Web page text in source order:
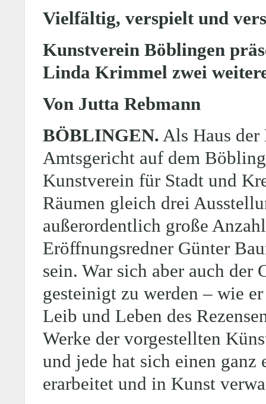
Vielfältig, verspielt und
Kunstverein Böblingen
Linda Krimmel zwei
Von Jutta Rebmann
BÖBLINGEN. Als Haus der
Amtsgericht auf dem
Kunstverein für Stadt und
Räumen gleich drei
außerordentlich große
Eröffnungsredner Günter
sein. War sich aber auch der
gesteinigt zu werden – wie
Leib und Leben des
Werke der vorgestellten
und jede hat sich einen
erarbeitet und in Kunst